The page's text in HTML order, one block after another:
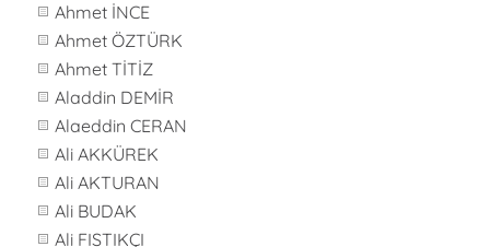
Ahmet İNCE
Ahmet ÖZTÜRK
Ahmet TİTİZ
Aladdin DEMİR
Alaeddin CERAN
Ali AKKÜREK
Ali AKTURAN
Ali BUDAK
Ali FISTIKÇI